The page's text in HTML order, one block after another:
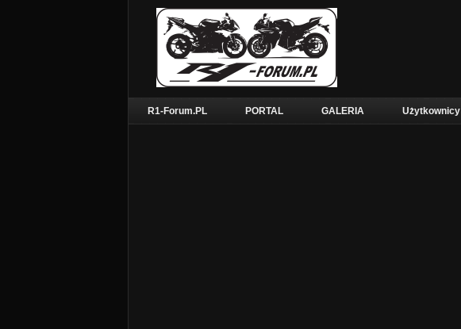
R1-Forum.PL PORTAL GALERIA Użytkownicy